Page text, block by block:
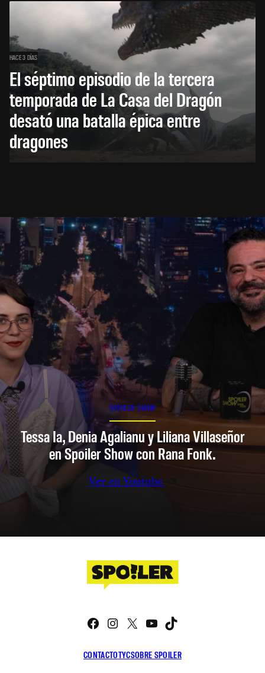
HACE 3 DÍAS
El séptimo episodio de la tercera
temporada de La Casa del Dragón
desató una batalla épica entre
dragones
SPOILER SHOW
Tessa Ia, Denia Agalianu y Liliana Villaseñor
en Spoiler Show con Rana Fonk.
Ver en Youtube
CONTACTOTYCSOBRE SPOILER
Facebook
Instagram
X YouTube